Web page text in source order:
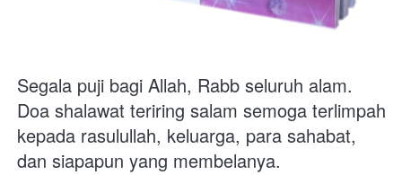
Segala puji bagi Allah, Rabb seluruh alam.
Doa shalawat teriring salam semoga terlimpah
kepada rasulullah, keluarga, para sahabat,
dan siapapun yang membelanya.